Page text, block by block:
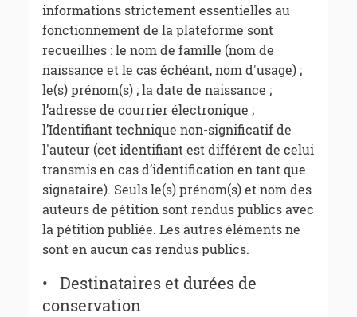
informations strictement essentielles au
fonctionnement de la plateforme sont
recueillies : le nom de famille (nom de
naissance et le cas échéant, nom d'usage) ;
le(s) prénom(s) ; la date de naissance ;
l’adresse de courrier électronique ;
l’Identifiant technique non-significatif de
l'auteur (cet identifiant est différent de celui
transmis en cas d’identification en tant que
signataire). Seuls le(s) prénom(s) et nom des
auteurs de pétition sont rendus publics avec
la pétition publiée. Les autres éléments ne
sont en aucun cas rendus publics.
• Destinataires et durées de
conservation